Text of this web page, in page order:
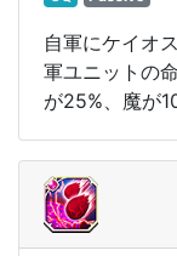
自軍にケイオ
軍ユニットの
が25%、魔が